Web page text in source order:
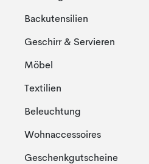
Backutensilien
Geschirr & Servieren
Möbel
Textilien
Beleuchtung
Wohnaccessoires
Geschenkgutscheine